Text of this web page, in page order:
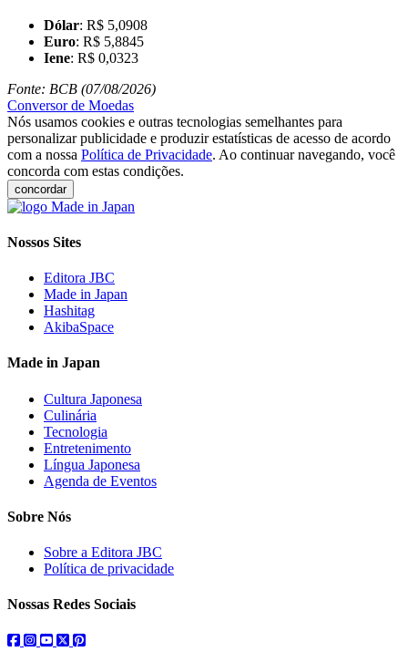
Dólar: R$ 5,0908
Euro: R$ 5,8845
Iene: R$ 0,0323
Fonte: BCB (07/08/2026)
Conversor de Moedas
Nós usamos cookies e outras tecnologias semelhantes para
personalizar publicidade e produzir estatísticas de acesso de acordo
com a nossa Política de Privacidade. Ao continuar navegando, você
concorda com estas condições.
concordar
Nossos Sites
Editora JBC
Made in Japan
Hashitag
AkibaSpace
Made in Japan
Cultura Japonesa
Culinária
Tecnologia
Entretenimento
Língua Japonesa
Agenda de Eventos
Sobre Nós
Sobre a Editora JBC
Política de privacidade
Nossas Redes Sociais
facebook
instagram
youtube
twitterpinterest